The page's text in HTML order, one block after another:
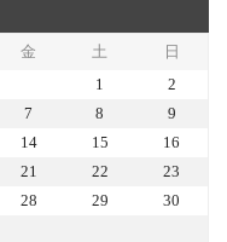
金 土
日
1
2
7 8
9
14 15
16
21 22
23
28 29
30